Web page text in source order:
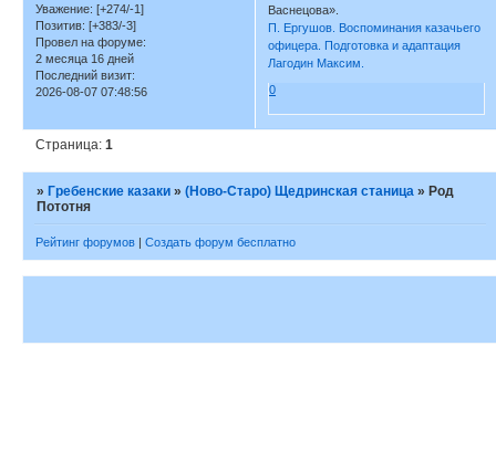
Уважение: [+274/-1]
Позитив: [+383/-3]
Провел на форуме:
2 месяца 16 дней
Последний визит:
2026-08-07 07:48:56
Васнецова».
П. Ергушов. Воспоминания казачьего
офицера. Подготовка и адаптация
Лагодин Максим.
0
Страница:1
» Гребенские казаки »(Ново-Старо) Щедринская станица » Род
Пототня
Рейтинг форумов | Создать форум бесплатно